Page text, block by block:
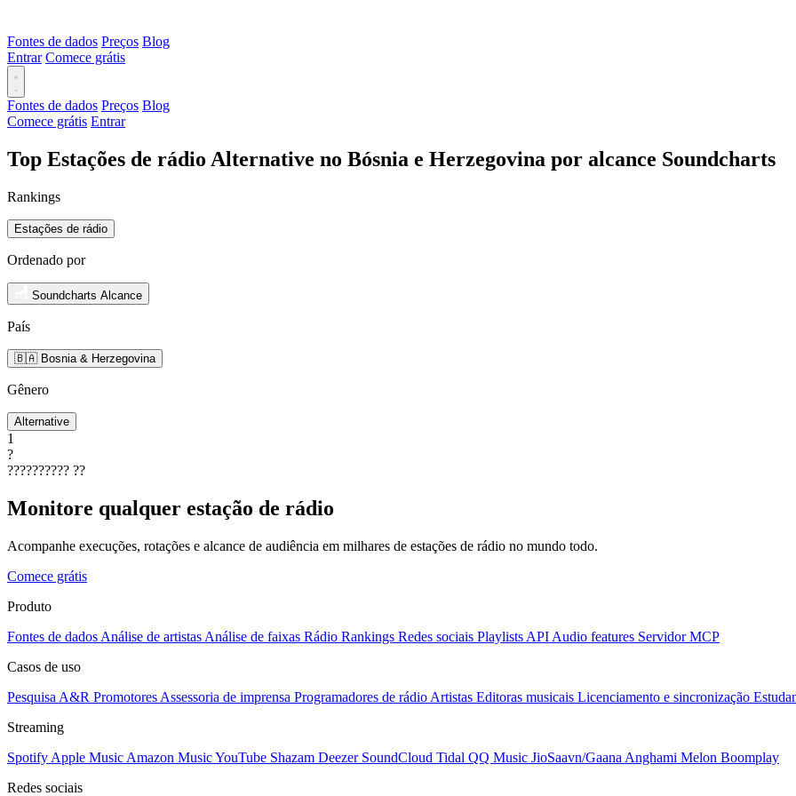
Fontes de dados Preços Blog
Entrar Comece grátis
Fontes de dados Preços Blog
Comece grátis Entrar
Top Estações de rádio Alternative no Bósnia e Herzegovina por alcance Soundcharts
Rankings
Estações de rádio
Ordenado por
Soundcharts Alcance
País
🇧🇦 Bosnia & Herzegovina
Gênero
Alternative
1
?
?????????? ??
Monitore qualquer estação de rádio
Acompanhe execuções, rotações e alcance de audiência em milhares de estações de rádio no mundo todo.
Comece grátis
Produto
Fontes de dados Análise de artistas Análise de faixas Rádio Rankings Redes sociais Playlists API Audio features Servidor MCP
Casos de uso
Pesquisa A&R Promotores Assessoria de imprensa Programadores de rádio Artistas Editoras musicais Licenciamento e sincronização
Streaming
Spotify Apple Music Amazon MusicYouTube Shazam Deezer SoundCloud Tidal QQ Music JioSaavn/Gaana Anghami Melon Boomplay
Redes sociais